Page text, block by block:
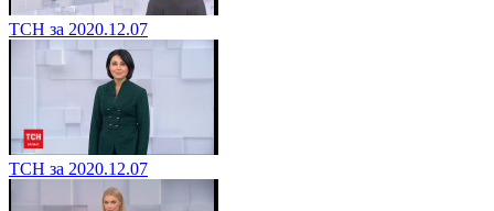
ТСН за 2020.12.07
ТСН за 2020.12.07